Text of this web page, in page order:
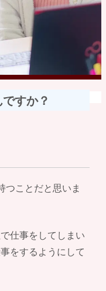
すか？
つことだと思いま
仕事をしてしまい
をするようにして